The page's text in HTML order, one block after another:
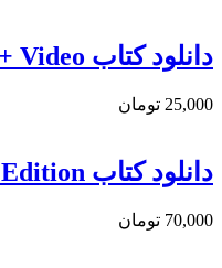
دانلود کتاب Video Atlas of Spine Surgery + Video
25,000 تومان
دانلود کتاب Idiopathic Scoliosis: The Harms Study Group Treatment Guide 2nd Edition
70,000 تومان